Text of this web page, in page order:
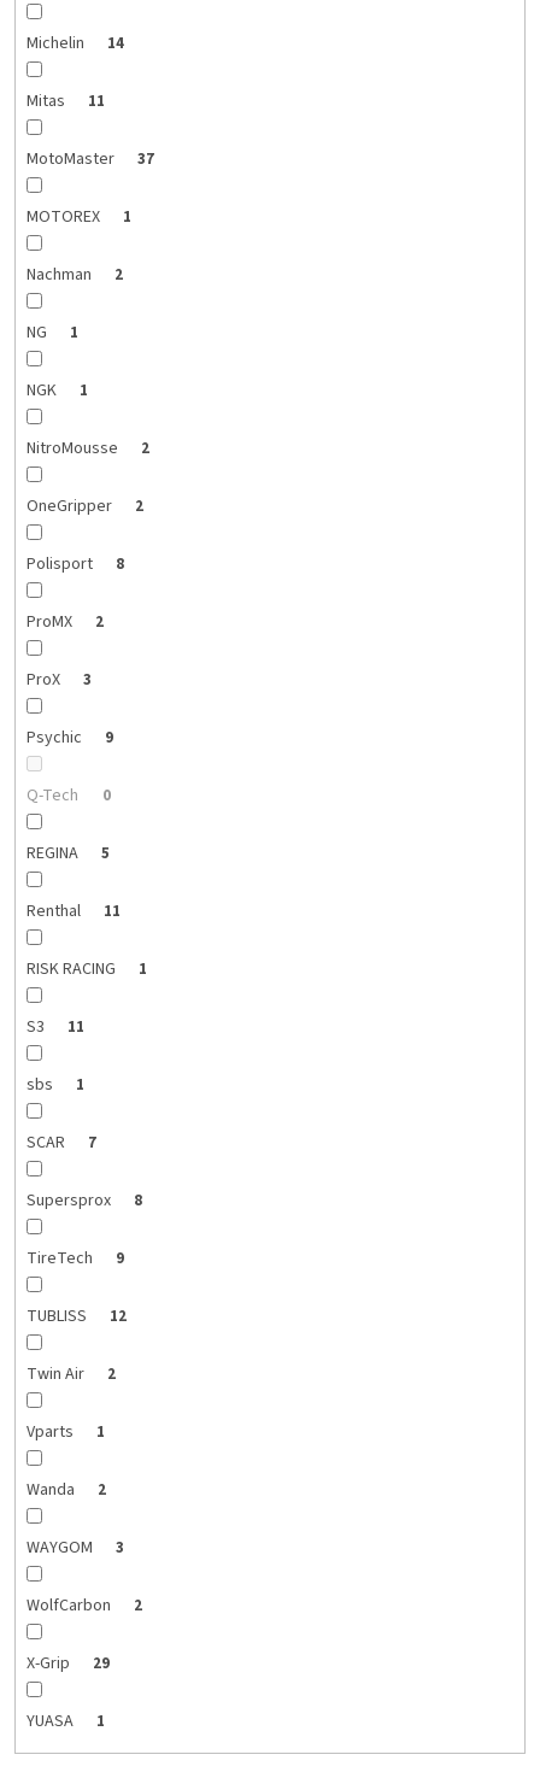
Michelin 14
Mitas 11
MotoMaster 37
MOTOREX 1
Nachman 2
NG 1
NGK 1
NitroMousse 2
OneGripper 2
Polisport 8
ProMX 2
ProX 3
Psychic 9
Q-Tech 0
REGINA 5
Renthal 11
RISK RACING 1
S3 11
sbs 1
SCAR 7
Supersprox 8
TireTech 9
TUBLISS 12
Twin Air 2
Vparts 1
Wanda 2
WAYGOM 3
WolfCarbon 2
X-Grip 29
YUASA 1